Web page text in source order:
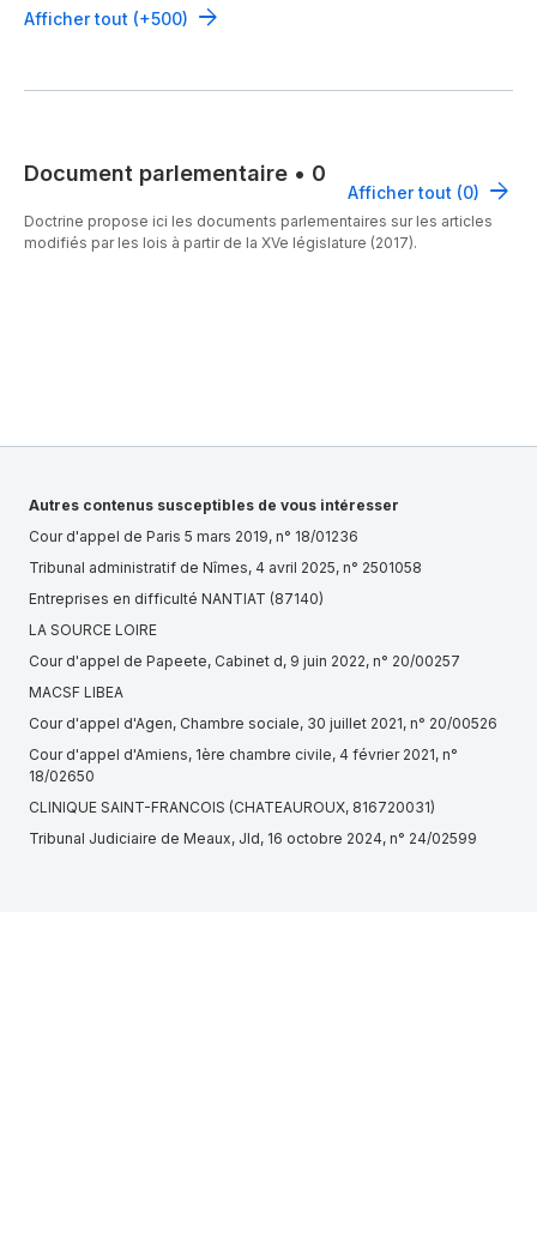
Afficher tout (+500)
Document parlementaire • 0
Afficher tout (0)
Doctrine propose ici les documents parlementaires sur les articles
modifiés par les lois à partir de la XVe législature (2017).
Autres contenus susceptibles de vous intéresser
Cour d'appel de Paris 5 mars 2019, n° 18/01236
Tribunal administratif de Nîmes, 4 avril 2025, n° 2501058
Entreprises en difficulté NANTIAT (87140)
LA SOURCE LOIRE
Cour d'appel de Papeete, Cabinet d, 9 juin 2022, n° 20/00257
MACSF LIBEA
Cour d'appel d'Agen, Chambre sociale, 30 juillet 2021, n° 20/00526
Cour d'appel d'Amiens, 1ère chambre civile, 4 février 2021, n°
18/02650
CLINIQUE SAINT-FRANCOIS (CHATEAUROUX, 816720031)
Tribunal Judiciaire de Meaux, Jld, 16 octobre 2024, n° 24/02599